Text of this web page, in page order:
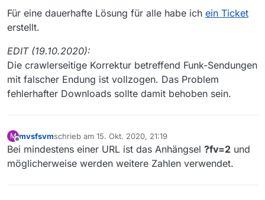
Für eine dauerhafte Lösung für alle habe ich ein Ticket
erstellt.
EDIT (19.10.2020):
Die crawlerseitige Korrektur betreffend Funk-Sendungen
mit falscher Endung ist vollzogen. Das Problem
fehlerhafter Downloads sollte damit behoben sein.
M
Offline
mvsfsvmschrieb am 15. Okt. 2020, 21:19
zuletzt editiert von
Bei mindestens einer URL ist das Anhängsel ?fv=2 und
möglicherweise werden weitere Zahlen verwendet.